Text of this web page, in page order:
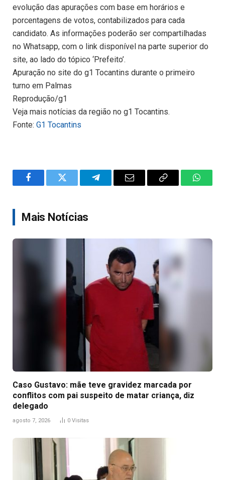
evolução das apurações com base em horários e
porcentagens de votos, contabilizados para cada
candidato. As informações poderão ser compartilhadas
no Whatsapp, com o link disponível na parte superior do
site, ao lado do tópico ‘Prefeito’.
Apuração no site do g1 Tocantins durante o primeiro
turno em Palmas
Reprodução/g1
Veja mais notícias da região no g1 Tocantins.
Fonte: G1 Tocantins
FacebookTwitter TelegramEmail
Copy
Mais Notícias
Caso Gustavo: mãe teve gravidez marcada por
conflitos com pai suspeito de matar criança, diz
delegado
agosto 7, 2026 0 Visitas